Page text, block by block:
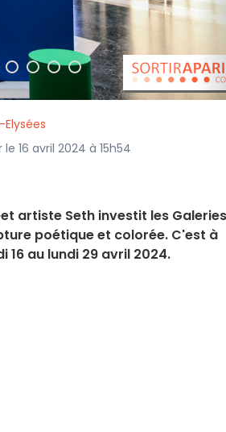
16 avril 2024 à 15h54
artiste Seth investit les Galeries
poétique et colorée. C'est à
16 au lundi 29 avril 2024.